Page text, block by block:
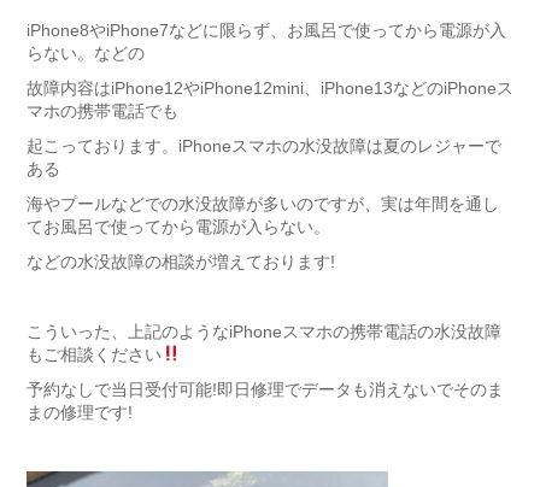
iPhone8やiPhone7などに限らず、お風呂で使ってから電源が入
らない。などの
故障内容はiPhone12やiPhone12mini、iPhone13などのiPhoneス
マホの携帯電話でも
起こっております。iPhoneスマホの水没故障は夏のレジャーで
ある
海やプールなどでの水没故障が多いのですが、実は年間を通し
てお風呂で使ってから電源が入らない。
などの水没故障の相談が増えております!
こういった、上記のようなiPhoneスマホの携帯電話の水没故障
もご相談ください
予約なしで当日受付可能!即日修理でデータも消えないでそのま
まの修理です!